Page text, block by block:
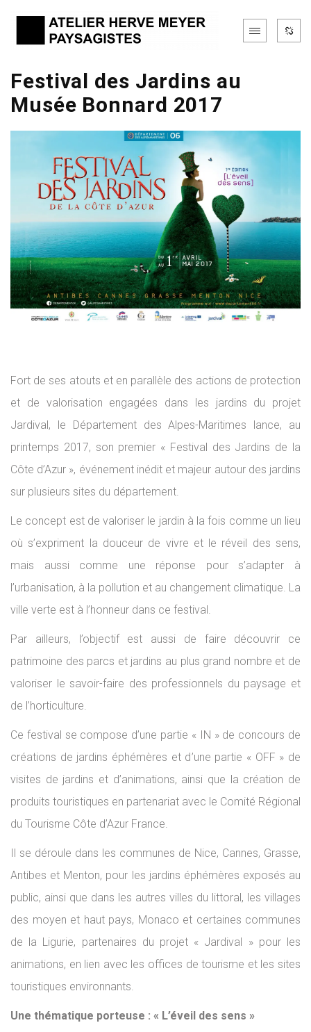
Festival des Jardins au
Musée Bonnard 2017
Fort de ses atouts et en parallèle des actions de protection
et de valorisation engagées dans les jardins du projet
Jardival, le Département des Alpes-Maritimes lance, au
printemps 2017, son premier « Festival des Jardins de la
Côte d’Azur », événement inédit et majeur autour des jardins
sur plusieurs sites du département.
Le concept est de valoriser le jardin à la fois comme un lieu
où s’expriment la douceur de vivre et le réveil des sens,
mais aussi comme une réponse pour s’adapter à
l’urbanisation, à la pollution et au changement climatique. La
ville verte est à l’honneur dans ce festival.
Par ailleurs, l’objectif est aussi de faire découvrir ce
patrimoine des parcs et jardins au plus grand nombre et de
valoriser le savoir-faire des professionnels du paysage et
de l’horticulture.
Ce festival se compose d’une partie « IN » de concours de
créations de jardins éphémères et d’une partie « OFF » de
visites de jardins et d’animations, ainsi que la création de
produits touristiques en partenariat avec le Comité Régional
du Tourisme Côte d’Azur France.
Il se déroule dans les communes de Nice, Cannes, Grasse,
Antibes et Menton, pour les jardins éphémères exposés au
public, ainsi que dans les autres villes du littoral, les villages
des moyen et haut pays, Monaco et certaines communes
de la Ligurie, partenaires du projet « Jardival » pour les
animations, en lien avec les offices de tourisme et les sites
touristiques environnants.
Une thématique porteuse : « L’éveil des sens »